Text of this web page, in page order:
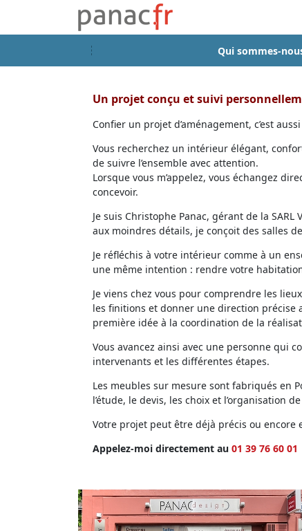
Qui sommes-
Un projet conçu et suivi
Confier un projet d’aménagement, c’est
Vous recherchez un intérieur élégant,
de suivre l’ensemble avec attention.
Lorsque vous m’appelez, vous échangez
concevoir.
Je suis Christophe Panac, gérant de la
aux moindres détails, je conçoit des salles
Je réfléchis à votre intérieur comme à un
une même intention : rendre votre
Je viens chez vous pour comprendre les
les finitions et donner une direction précise
première idée à la coordination de la
Vous avancez ainsi avec une personne qui
intervenants et les différentes étapes.
Les meubles sur mesure sont fabriqués en
l’étude, le devis, les choix et l’organisation
Votre projet peut être déjà précis ou encore
Appelez-moi directement au 01 39 76 60 01